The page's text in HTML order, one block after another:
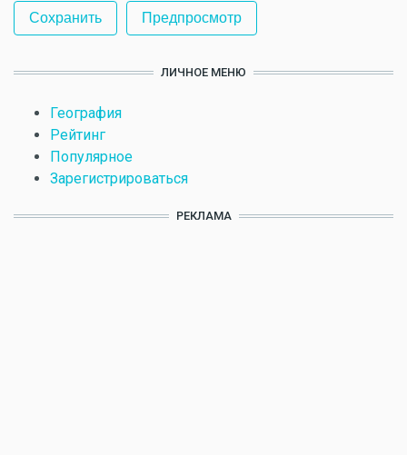
ЛИЧНОЕ МЕНЮ
География
Рейтинг
Популярное
Зарегистрироваться
РЕКЛАМА